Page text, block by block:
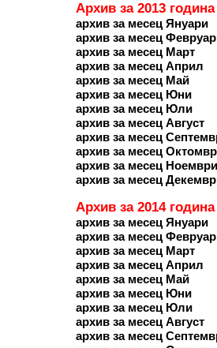
Архив за 2013 година
архив за месец Януари
архив за месец
архив за месец Март
архив за месец Април
архив за месец Май
архив за месец Юни
архив за месец Юли
архив за месец Август
архив за месец
архив за месец
архив за месец Ноември
архив за месец
Архив за 2014 година
архив за месец Януари
архив за месец
архив за месец Март
архив за месец Април
архив за месец Май
архив за месец Юни
архив за месец Юли
архив за месец Август
архив за месец